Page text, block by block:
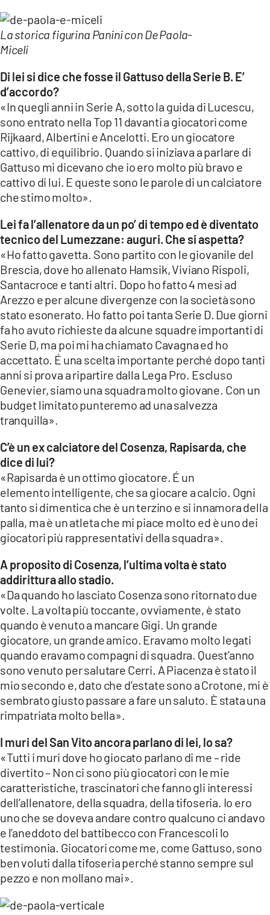
La storica figurina Panini con De Paola-
Miceli
Di lei si dice che fosse il Gattuso della Serie B. E’
d’accordo?
«In quegli anni in Serie A, sotto la guida di Lucescu,
sono entrato nella Top 11 davanti a giocatori come
Rijkaard, Albertini e Ancelotti. Ero un giocatore
cattivo, di equilibrio. Quando si iniziava a parlare di
Gattuso mi dicevano che io ero molto più bravo e
cattivo di lui. E queste sono le parole di un calciatore
che stimo molto».
Lei fa l’allenatore da un po’ di tempo ed è diventato
tecnico del Lumezzane: auguri. Che si aspetta?
«Ho fatto gavetta. Sono partito con le giovanile del
Brescia, dove ho allenato Hamsik, Viviano Rispoli,
Santacroce e tanti altri. Dopo ho fatto 4 mesi ad
Arezzo e per alcune divergenze con la società sono
stato esonerato. Ho fatto poi tanta Serie D. Due giorni
fa ho avuto richieste da alcune squadre importanti di
Serie D, ma poi mi ha chiamato Cavagna ed ho
accettato. É una scelta importante perché dopo tanti
anni si prova a ripartire dalla Lega Pro. Escluso
Genevier, siamo una squadra molto giovane. Con un
budget limitato punteremo ad una salvezza
tranquilla».
C’è un ex calciatore del Cosenza, Rapisarda, che
dice di lui?
«Rapisarda è un ottimo giocatore. É un
elemento intelligente, che sa giocare a calcio. Ogni
tanto si dimentica che è un terzino e si innamora della
palla, ma è un atleta che mi piace molto ed è uno dei
giocatori più rappresentativi della squadra».
A proposito di Cosenza, l’ultima volta è stato
addirittura allo stadio.
«Da quando ho lasciato Cosenza sono ritornato due
volte. La volta più toccante, ovviamente, è stato
quando è venuto a mancare Gigi. Un grande
giocatore, un grande amico. Eravamo molto legati
quando eravamo compagni di squadra. Quest’anno
sono venuto per salutare Cerri. A Piacenza è stato il
mio secondo e, dato che d’estate sono a Crotone, mi è
sembrato giusto passare a fare un saluto. È stata una
rimpatriata molto bella».
I muri del San Vito ancora parlano di lei, lo sa?
«Tutti i muri dove ho giocato parlano di me – ride
divertito – Non ci sono più giocatori con le mie
caratteristiche, trascinatori che fanno gli interessi
dell’allenatore, della squadra, della tifoseria. Io ero
uno che se doveva andare contro qualcuno ci andavo
e l’aneddoto del battibecco con Francescoli lo
testimonia. Giocatori come me, come Gattuso, sono
ben voluti dalla tifoseria perché stanno sempre sul
pezzo e non mollano mai».